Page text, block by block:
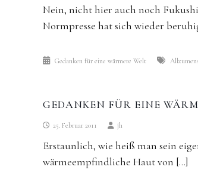
Nein, nicht hier auch noch
Normpresse hat sich wieder
Gedanken für eine wärmere Welt
GEDANKEN FÜR EINE
25. Februar 2011 jh
Erstaunlich, wie heiß man sein
wärmeempfindliche Haut von […]